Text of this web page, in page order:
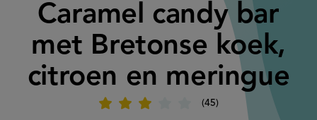
Caramel candy bar
met Bretonse koek,
citroen en meringue
45